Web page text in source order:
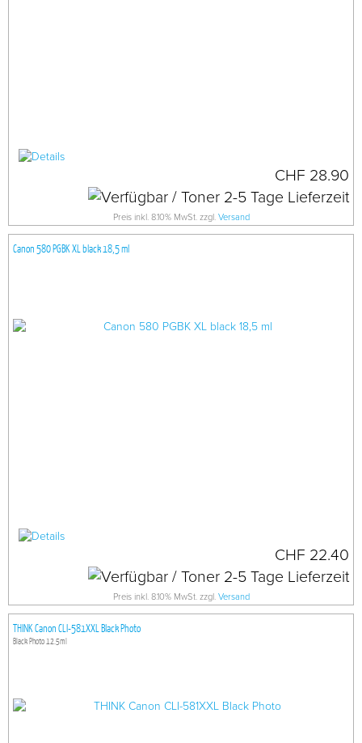
CHF 28.90
Preis inkl. 8.10% MwSt. zzgl. Versand
Canon 580 PGBK XL black 18,5 ml
CHF 22.40
Preis inkl. 8.10% MwSt. zzgl. Versand
THINK Canon CLI-581XXL Black Photo
Black Photo 12.5ml